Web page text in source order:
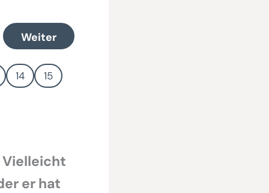
Weiter
14 15
Vielleicht
er hat